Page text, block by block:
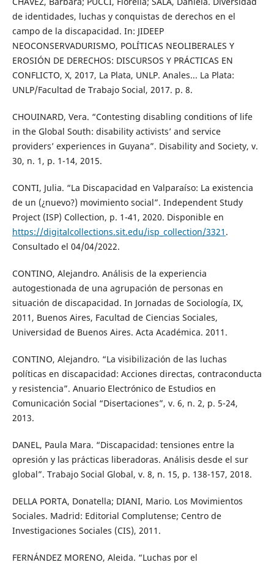
de identidades, luchas y conquistas de derechos en el
campo de la discapacidad. In: JIDEEP
NEOCONSERVADURISMO, POLÍTICAS NEOLIBERALES Y
EROSIÓN DE DERECHOS: DISCURSOS Y PRÁCTICAS EN
CONFLICTO, X, 2017, La Plata, UNLP. Anales... La Plata:
UNLP/Facultad de Trabajo Social, 2017. p. 8.
CHOUINARD, Vera. “Contesting disabling conditions of life
in the Global South: disability activists’ and service
providers’ experiences in Guyana”. Disability and Society, v.
30, n. 1, p. 1-14, 2015.
CONTI, Julia. “La Discapacidad en Valparaíso: La existencia
de un (¿nuevo?) movimiento social”. Independent Study
Project (ISP) Collection, p. 1-41, 2020. Disponible en
https://digitalcollections.sit.edu/isp_collection/3321 .
Consultado el 04/04/2022.
CONTINO, Alejandro. Análisis de la experiencia
autogestionada de una agrupación de personas en
situación de discapacidad. In Jornadas de Sociología, IX,
2011, Buenos Aires, Facultad de Ciencias Sociales,
Universidad de Buenos Aires. Acta Académica. 2011.
CONTINO, Alejandro. “La visibilización de las luchas
políticas en discapacidad: Acciones directas, contraconducta
y resistencia”. Anuario Electrónico de Estudios en
Comunicación Social “Disertaciones”, v. 6, n. 2, p. 5-24,
2013.
DANEL, Paula Mara. “Discapacidad: tensiones entre la
opresión y las prácticas liberadoras. Análisis desde el sur
global”. Trabajo Social Global, v. 8, n. 15, p. 138-157, 2018.
DELLA PORTA, Donatella; DIANI, Mario. Los Movimientos
Sociales. Madrid: Editorial Complutense; Centro de
Investigaciones Sociales (CIS), 2011.
FERNÁNDEZ MORENO, Aleida. “Luchas por el